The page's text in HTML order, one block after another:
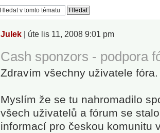
Julek | úte lis 11, 2008 9:01 pm
Cash sponzors - podpora
Zdravím všechny uživatele fóra.
Myslím že se tu nahromadilo
všech uživatelů a fórum se
informací pro českou komunitu